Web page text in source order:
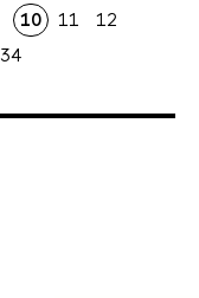
10 11
12
34